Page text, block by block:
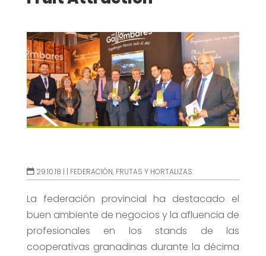
29.10.18 | | FEDERACIÓN, FRUTAS Y HORTALIZAS
La federación provincial ha destacado el
buen ambiente de negocios y la afluencia de
profesionales en los stands de las
cooperativas granadinas durante la décima